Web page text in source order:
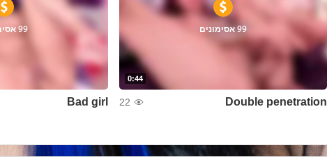
0:44
99 אסימונים
Double penetration
22
99 אסימונים
Bad girl